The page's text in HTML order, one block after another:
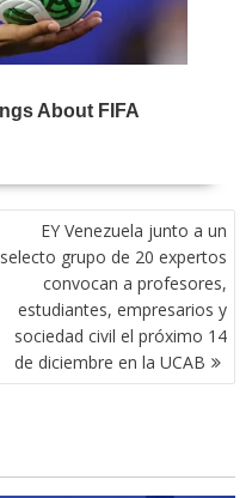
EY Venezuela junto a un
selecto grupo de 20 expertos
convocan a profesores,
estudiantes, empresarios y
sociedad civil el próximo 14
de diciembre en la UCAB